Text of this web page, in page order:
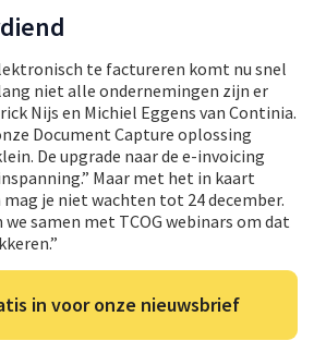
te factureren komt nu snel
niet alle ondernemingen zijn er
Nijs en Michiel Eggens van Continia.
Document Capture oplossing
De upgrade naar de e-invoicing
Maar met het in kaart
mag je niet wachten tot 24 december.
samen met TCOG webinars om dat
in voor onze nieuwsbrief